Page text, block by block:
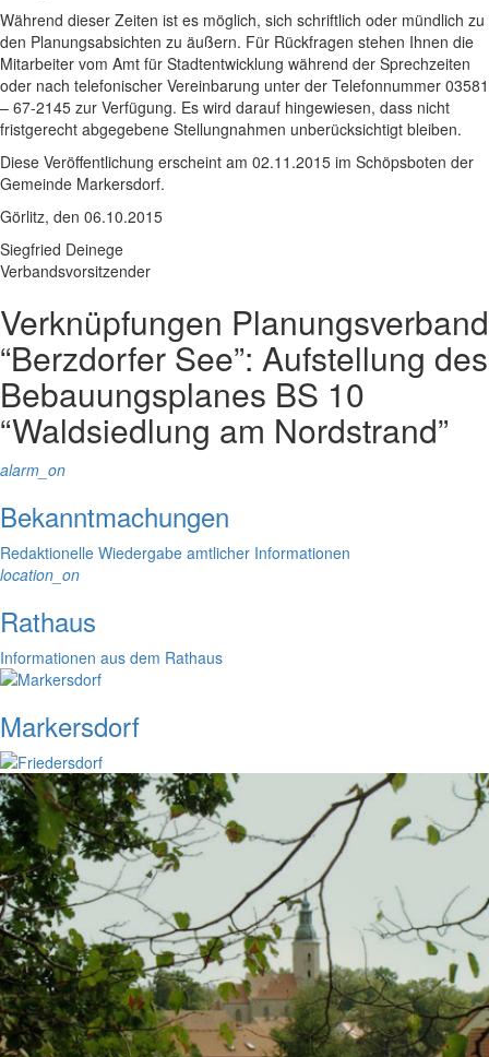
Während dieser Zeiten ist es möglich, sich schriftlich oder mündlich zu
den Planungsabsichten zu äußern. Für Rückfragen stehen Ihnen die
Mitarbeiter vom Amt für Stadtentwicklung während der Sprechzeiten
oder nach telefonischer Vereinbarung unter der Telefonnummer 03581
– 67-2145 zur Verfügung. Es wird darauf hingewiesen, dass nicht
fristgerecht abgegebene Stellungnahmen unberücksichtigt bleiben.
Diese Veröffentlichung erscheint am 02.11.2015 im Schöpsboten der
Gemeinde Markersdorf.
Görlitz, den 06.10.2015
Siegfried Deinege
Verbandsvorsitzender
Verknüpfungen Planungsverband
“Berzdorfer See”: Aufstellung des
Bebauungsplanes BS 10
“Waldsiedlung am Nordstrand”
alarm_on
Bekanntmachungen
Redaktionelle Wiedergabe amtlicher Informationen
location_on
Rathaus
Informationen aus dem Rathaus
Markersdorf